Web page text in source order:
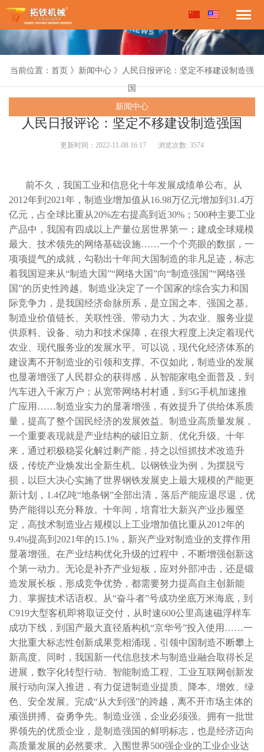
当前位置：首页 》新闻中心 》人民日报评论：坚定不移建设制造强
国
新闻中心
人民日报评论：坚定不移建设制造强国
更新时间：2022-11-08 16:17 浏览次数: 3574
前不久，我国工业和信息化十年发展成绩单公布。从
2012年到2021年，制造业增加值从16.98万亿元增加到31.4万
亿元，占全球比重从20%左右提高到近30%；500种主要工业
产品中，我国有四成以上产量位居世界第一；建成全球规模
最大、技术领先的网络基础设施……一个个亮眼的数据，一
项项提气的成就，勾勒出十年间大国制造的非凡足迹，标志
着我国迎来从“制造大国”“网络大国”向“制造强国”“网络强
国”的历史性跨越。制造业决定了一个国家的综合实力和国
际竞争力，是我国经济命脉所系，是立国之本、强国之基。
制造业价值链长、关联性强、带动力大，为农业、服务业提
供原料、设备、动力和技术保障，在很大程度上决定着现代
农业、现代服务业的发展水平。可以说，现代化经济体系的
建设离不开制造业的引领和支撑。不仅如此，制造业的发展
也显著增强了人民群众的获得感，从智能家电全面普及，到
汽车进入千家万户；从宽带网络村村通，到5G手机加速推
广应用……制造业实力的显著增强，有效提升了供给体系质
量，提高了整个国民经济的发展效益。制造业高质量发展，
一个重要表现就是产业结构的破旧立新、优化升级。十年
来，通过积极稳妥化解过剩产能，持之以恒抓技术改造升
级，传统产业焕发出全新生机。以钢铁业为例，为摆脱亏
损，以巨大决心实施了世界钢铁发展史上最大规模的产能更
新计划，1.4亿吨“地条钢”全部出清，落后产能应退尽退，优
势产能得以充分释放。十年间，培育壮大新兴产业步履坚
定，高技术制造业占规模以上工业增加值比重从2012年的
9.4%提高到2021年的15.1%，新兴产业对制造业的支撑作用
显著增强。在产业结构优化升级的过程中，不断增强创新这
个第一动力。无论是补齐产业短板，应对外部冲击，还是锻
造发展长板，形成竞争优势，都需要努力提高自主创新能
力、掌握技术话语权。从“奋斗者”号成功坐底万米海底，到
C919大型客机即将取证交付，从时速600公里高速磁浮样车
成功下线，到国产最大直径盾构机“京华号”投入使用……一
大批重大标志性创新成果竞相涌现，引领中国制造不断攀上
新高度。同时，我国新一代信息技术与制造业融合取得长足
进展，数字化转型行动、智能制造工程、工业互联网创新发
展行动向深入推进，有力促进制造业提质、降本、增效、绿
色、安全发展。完成“从大到强”的跨越，离不开市场主体的
顽强拼搏、奋勇争先。制造业强，企业必须强。拥有一批世
界领先的优质企业，是制造强国的鲜明标志，也是经济迈向
高质量发展的必然要求。入围世界500强企业的工业企业达